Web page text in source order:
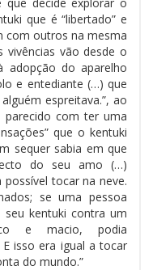
que é “libertado” e
com outros na mesma
vão desde o
adopção do aparelho
e entediante (…) que
espreitava.”, ao
com ter uma
que o kentuki
sequer sabia em que
do seu amo (…)
tocar na neve.
se uma pessoa
seu kentuki contra um
e macio, podia
isso era igual a tocar
do mundo.”